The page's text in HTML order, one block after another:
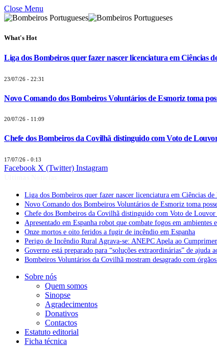
Close Menu
What's Hot
Liga dos Bombeiros quer fazer nascer licenciatura em Ciências
23/07/26 - 22:31
Novo Comando dos Bombeiros Voluntários de Esmoriz toma
20/07/26 - 11:09
Chefe dos Bombeiros da Covilhã distinguido com Voto de
17/07/26 - 0:13
Facebook X (Twitter) Instagram
Liga dos Bombeiros quer fazer nascer licenciatura em Ciências
Novo Comando dos Bombeiros Voluntários de Esmoriz toma
Chefe dos Bombeiros da Covilhã distinguido com Voto de Louvor
Apresentado em Espanha robot que combate fogos em ambientes
Onze mortos e oito feridos a fugir de incêndio em Espanha
Perigo de Incêndio Rural Agrava-se: ANEPC Apela ao
Governo está preparado para “soluções extraordinárias” de ajuda
Bombeiros Voluntários da Covilhã mostram desagrado com
Sobre nós
Quem somos
Sinopse
Agradecimentos
Donativos
Contactos
Estatuto editorial
Ficha técnica